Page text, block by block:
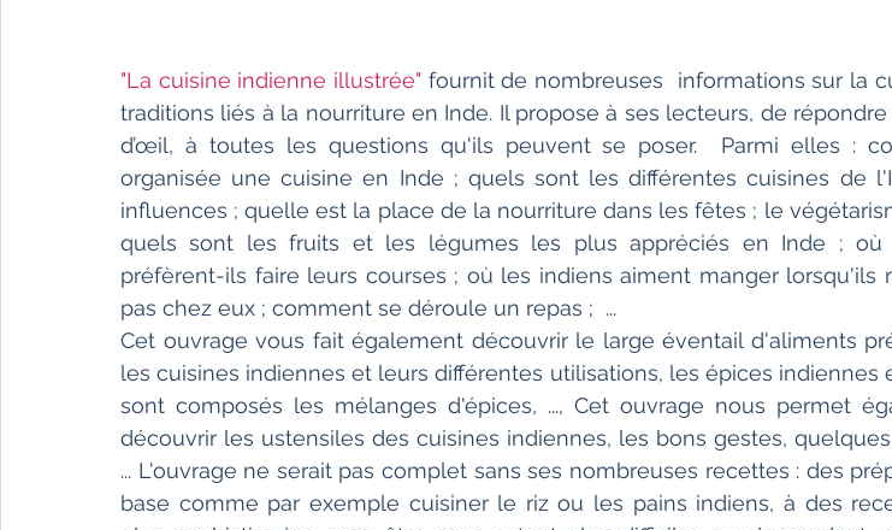
"La cuisine indienne illustrée" fournit de nombreuses  informations sur la
traditions liés à la nourriture en Inde. Il propose à ses lecteurs, de
d’œil, à toutes les questions qu'ils peuvent se poser.  Parmi elles :
organisée une cuisine en Inde ; quels sont les différentes cuisines de
influences ; quelle est la place de la nourriture dans les fêtes ; le
quels sont les fruits et les légumes les plus appréciés en Inde ; où
préfèrent-ils faire leurs courses ; où les indiens aiment manger lorsqu'ils
pas chez eux ; comment se déroule un repas ;  ...
Cet ouvrage vous fait également découvrir le large éventail d'aliments
les cuisines indiennes et leurs différentes utilisations, les épices indiennes
sont composés les mélanges d'épices, ..., Cet ouvrage nous permet
découvrir les ustensiles des cuisines indiennes, les bons gestes,
... L'ouvrage ne serait pas complet sans ses nombreuses recettes : des
base comme par exemple cuisiner le riz ou les pains indiens, à des